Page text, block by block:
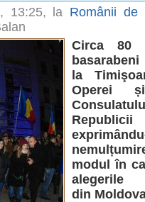
13:25, la Românii de
Circa 80
la
Operei
modul în
alegerile
din